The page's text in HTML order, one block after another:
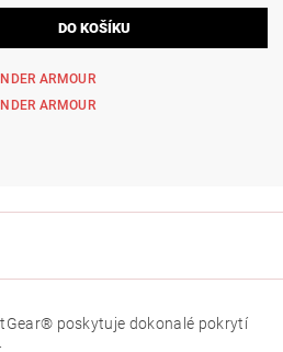
ARMOUR
ARMOUR
poskytuje dokonalé pokrytí